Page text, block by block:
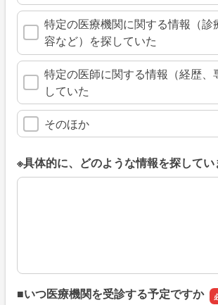
特定の医療機関に関する情報（診
容など）を探していた
特定の医師に関する情報（経歴、
していた
そのほか
※具体的に、どのような情報を探して
※具体的に、どのような情報を探してい
■いつ医療機関を受診する予定ですか